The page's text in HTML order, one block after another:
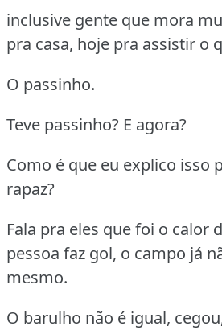
inclusive gente que mora
pra casa, hoje pra assistir o
O passinho.
Teve passinho? E agora?
Como é que eu explico isso
rapaz?
Fala pra eles que foi o calor
pessoa faz gol, o campo já
mesmo.
O barulho não é igual,